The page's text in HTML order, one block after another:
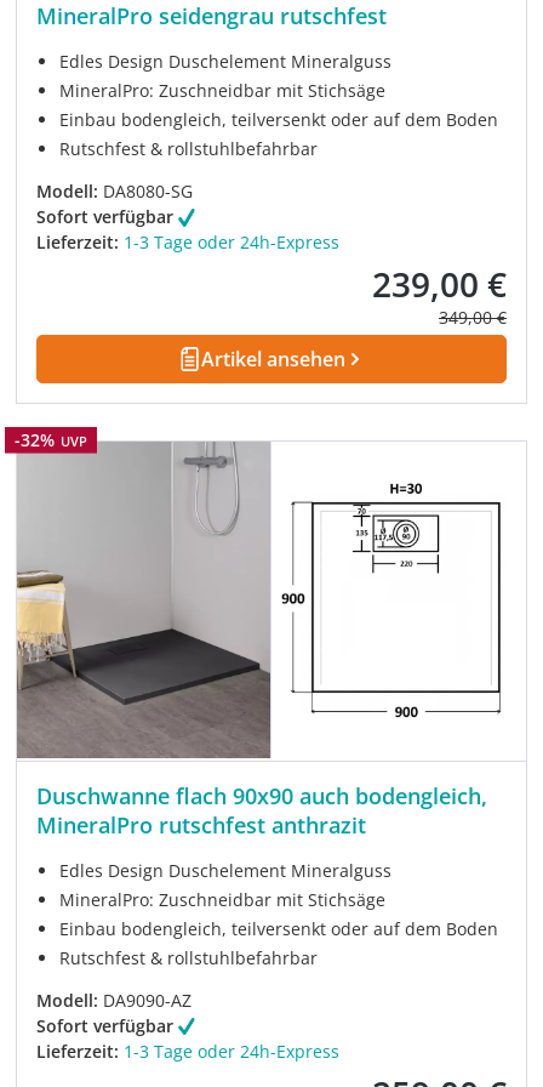
MineralPro seidengrau rutschfest
Edles Design Duschelement Mineralguss
MineralPro: Zuschneidbar mit Stichsäge
Einbau bodengleich, teilversenkt oder auf dem Boden
Rutschfest & rollstuhlbefahrbar
Modell: DA8080-SG
Sofort verfügbar
Lieferzeit: 1-3 Tage oder 24h-Express
Verkaufspreis:
239,00 €
Regulärer
349,00 €
Artikel ansehen
Rabatt
-32% UVP
Duschwanne flach 90x90 auch bodengleich,
MineralPro rutschfest anthrazit
Edles Design Duschelement Mineralguss
MineralPro: Zuschneidbar mit Stichsäge
Einbau bodengleich, teilversenkt oder auf dem Boden
Rutschfest & rollstuhlbefahrbar
Modell: DA9090-AZ
Sofort verfügbar
Lieferzeit: 1-3 Tage oder 24h-Express